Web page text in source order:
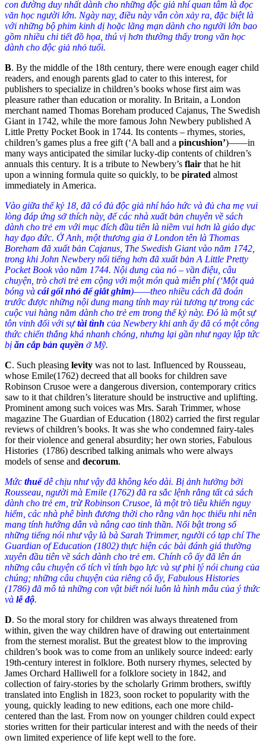
con đường duy nhất dành cho những độc giả nhí quan tâm là đọc
văn học người lớn. Ngày nay, điều này vẫn còn xảy ra, đặc biệt là
với những bộ phim kinh dị hoặc lãng mạn dành cho người lớn bao
gồm nhiều chi tiết đồ họa, thú vị hơn thường thấy trong văn học
dành cho độc giả nhỏ tuổi.
B. By the middle of the 18th century, there were enough eager child
readers, and enough parents glad to cater to this interest, for
publishers to specialize in children’s books whose first aim was
pleasure rather than education or morality. In Britain, a London
merchant named Thomas Boreham produced Cajanus, The Swedish
Giant in 1742, while the more famous John Newbery published A
Little Pretty Pocket Book in 1744. Its contents – rhymes, stories,
children’s games plus a free gift (‘A ball and a pincushion’)——in
many ways anticipated the similar lucky-dip contents of children’s
annuals this century. It is a tribute to Newbery’s flair that he hit
upon a winning formula quite so quickly, to be pirated almost
immediately in America.
Vào giữa thế kỷ 18, đã có đủ độc giả nhí háo hức và đủ cha mẹ vui
lòng đáp ứng sở thích này, để các nhà xuất bản chuyên về sách
dành cho trẻ em với mục đích đầu tiên là niềm vui hơn là giáo dục
hay đạo đức. Ở Anh, một thương gia ở London tên là Thomas
Boreham đã xuất bản Cajanus, The Swedish Giant vào năm 1742,
trong khi John Newbery nổi tiếng hơn đã xuất bản A Little Pretty
Pocket Book vào năm 1744. Nội dung của nó – vần điệu, câu
chuyện, trò chơi trẻ em cộng với một món quà miễn phí (‘Một quả
bóng và cái gối nhỏ để giắt ghim)——theo nhiều cách đã đoán
trước được những nội dung mang tính may rủi tương tự trong các
cuộc vui hàng năm dành cho trẻ em trong thế kỷ này. Đó là một sự
tôn vinh đối với sựtài tình của Newbery khi anh ấy đã có một công
thức chiến thắng khá nhanh chóng, nhưng lại gần như ngay lập tức
bị ăn cắp bản quyền ở Mỹ.
C. Such pleasing levity was not to last. Influenced by Rousseau,
whose Emile(1762) decreed that all books for children save
Robinson Crusoe were a dangerous diversion, contemporary critics
saw to it that children’s literature should be instructive and uplifting.
Prominent among such voices was Mrs. Sarah Trimmer, whose
magazine The Guardian of Education (1802) carried the first regular
reviews of children’s books. It was she who condemned fairy-tales
for their violence and general absurdity; her own stories, Fabulous
Histories (1786) described talking animals who were always
models of sense and decorum.
Mức thuếdễ chịu như vậy đã không kéo dài. Bị ảnh hưởng bởi
Rousseau, người mà Emile (1762) đã ra sắc lệnh rằng tất cả sách
dành cho trẻ em, trừ Robinson Crusoe, là một trò tiêu khiển nguy
hiểm, các nhà phê bình đương thời cho rằng văn học thiếu nhi nên
mang tính hướng dẫn và nâng cao tinh thần. Nổi bật trong số
những tiếng nói như vậy là bà Sarah Trimmer, người có tạp chí The
Guardian of Education (1802) thực hiện các bài đánh giá thường
xuyên đầu tiên về sách dành cho trẻ em. Chính cô ấy đã lên án
những câu chuyện cổ tích vì tính bạo lực và sự phi lý nói chung của
chúng; những câu chuyện của riêng cô ấy, Fabulous Histories
(1786) đã mô tả những con vật biết nói luôn là hình mẫu của ý thức
và lễ độ.
D. So the moral story for children was always threatened from
within, given the way children have of drawing out entertainment
from the sternest moralist. But the greatest blow to the improving
children’s book was to come from an unlikely source indeed: early
19th-century interest in folklore. Both nursery rhymes, selected by
James Orchard Halliwell for a folklore society in 1842, and
collection of fairy-stories by the scholarly Grimm brothers, swiftly
translated into English in 1823, soon rocket to popularity with the
young, quickly leading to new editions, each one more child-
centered than the last. From now on younger children could expect
stories written for their particular interest and with the needs of their
own limited experience of life kept well to the fore.